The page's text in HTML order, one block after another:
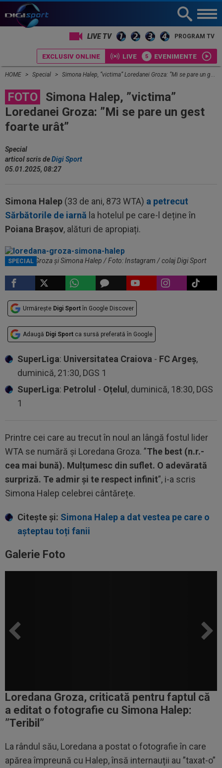
LIVE TV PROGRAM TV
EXCLUSIV ONLINE LIVE EVENIMENTE
HOME Special Simona Halep, ”victima” Loredanei Groza: ”Mi se pare un gest foarte urât”
FOTO
Simona Halep, ”victima”
Loredanei Groza: ”Mi se pare un gest
foarte urât”
Special
articol scris deDigi Sport
05.01.2025, 08:27
Simona Halep (33 de ani, 873 WTA) a petrecut
Sărbătorile de iarnă la hotelul pe care-l deține în
Poiana Brașov, alături de apropiați.
SPECIAL
Loredana Groza și Simona Halep / Foto: Instagram / colaj Digi Sport
Urmărește Digi Sport în Google Discover
Adaugă Digi Sport ca sursă preferată în Google
SuperLiga: Universitatea Craiova - FC Argeș,
duminică, 21:30, DGS 1
SuperLiga: Petrolul - Oțelul , duminică, 18:30, DGS
1
Printre cei care au trecut în noul an lângă fostul lider
WTA se numără și Loredana Groza. ”The best (n.r.-
cea mai bună). Mulțumesc din suflet. O adevărată
surpriză. Te admir și te respect infinit”, i-a scris
Simona Halep celebrei cântărețe.
Citește și: Simona Halep a dat vestea pe care o
așteptau toți fanii
Galerie Foto
Loredana Groza, criticată pentru faptul că
a editat o fotografie cu Simona Halep:
”Teribil”
La rândul său, Loredana a postat o fotografie în care
apărea împreună cu Halep, însă internauții au ”taxat-o”